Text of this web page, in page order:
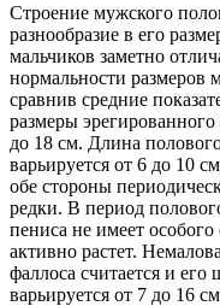
Строение мужского
разнообразие в его
мальчиков заметно
нормальности размеров
сравнив средние
размеры
до 18 см. Длина
варьируется от 6 до 10
обе стороны
редки. В период
пениса не имеет
активно растет.
фаллоса считается и
варьируется от 7 до 16